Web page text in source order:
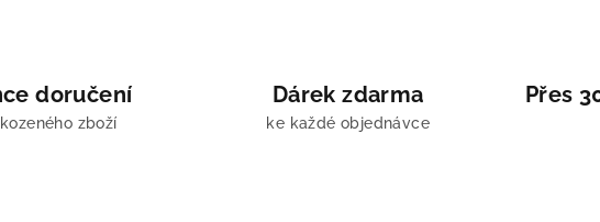
doručení
zboží
Dárek zdarma
ke každé objednávce
Přes